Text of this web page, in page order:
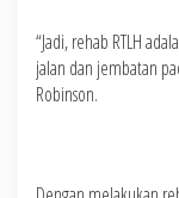
“Jadi, rehab RTLH
jalan dan jembatan
Robinson.